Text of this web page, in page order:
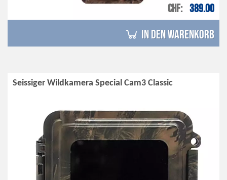
CHF 389.00
in den Warenkorb
Seissiger Wildkamera Special Cam3 Classic